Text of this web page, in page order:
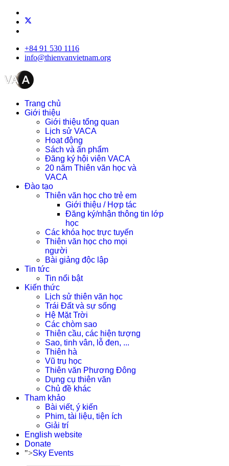
+84 91 530 1116
info@thienvanvietnam.org
Trang chủ
Giới thiệu
Giới thiệu tổng quan
Lịch sử VACA
Hoạt động
Sách và ấn phẩm
Đăng ký hội viên VACA
20 năm Thiên văn học và
VACA
Đào tạo
Thiên văn học cho trẻ em
Giới thiệu / Hợp tác
Đăng ký/nhận thông tin lớp
học
Các khóa học trực tuyến
Thiên văn học cho mọi
người
Bài giảng độc lập
Tin tức
Tin nổi bật
Kiến thức
Lịch sử thiên văn học
Trái Đất và sự sống
Hệ Mặt Trời
Các chòm sao
Thiên cầu, các hiện tượng
Sao, tinh vân, lỗ đen, ...
Thiên hà
Vũ trụ học
Thiên văn Phương Đông
Dụng cụ thiên văn
Chủ đề khác
Tham khảo
Bài viết, ý kiến
Phim, tài liệu, tiện ích
Giải trí
English website
Donate
">Sky Events